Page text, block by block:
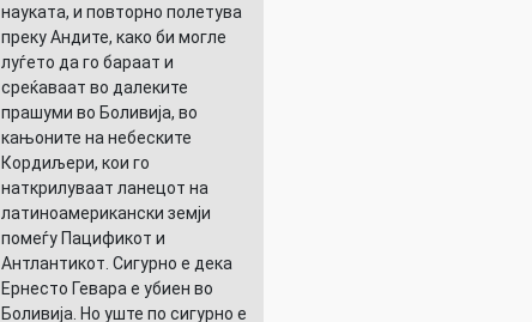
науката, и повторно полетува
преку Андите, како би могле
луѓето да го бараат и
среќаваат во далеките
прашуми во Боливија, во
кањоните на небеските
Кордиљери, кои го
наткрилуваат ланецот на
латиноамерикански земји
помеѓу Пацификот и
Антлантикот. Сигурно е дека
Ернесто Гевара е убиен во
Боливија. Но уште по сигурно е